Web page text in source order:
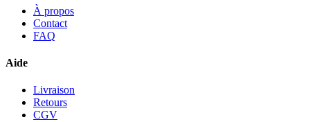
À propos
Contact
FAQ
Aide
Livraison
Retours
CGV